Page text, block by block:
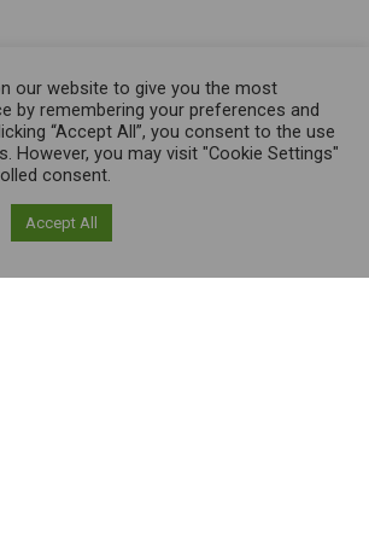
our website to give you the most
by remembering your preferences and
“Accept All”, you consent to the use
However, you may visit "Cookie Settings"
consent.
Accept All